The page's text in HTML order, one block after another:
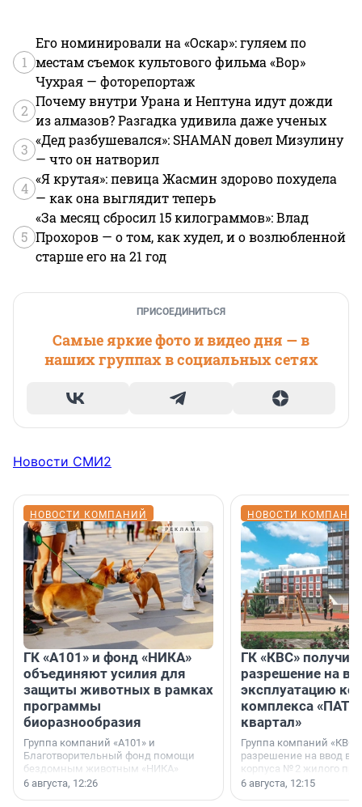
1
Его номинировали на «Оскар»: гуляем по
местам съемок культового фильма «Вор»
Чухрая — фоторепортаж
2
Почему внутри Урана и Нептуна идут дожди
из алмазов? Разгадка удивила даже ученых
3
«Дед разбушевался»: SHAMAN довел Мизулину
— что он натворил
4
«Я крутая»: певица Жасмин здорово похудела
— как она выглядит теперь
5
«За месяц сбросил 15 килограммов»: Влад
Прохоров — о том, как худел, и о возлюбленной
старше его на 21 год
ПРИСОЕДИНИТЬСЯ
Самые яркие фото и видео дня — в
наших группах в социальных сетях
Новости СМИ2
НОВОСТИ КОМПАНИЙ
ГК «А101» и фонд «НИКА»
объединяют усилия для
защиты животных в рамках
программы
биоразнообразия
Группа компаний «А101» и
Благотворительный фонд помощи
бездомным животным «НИКА»
заключили соглашение о
6 августа, 12:26
НОВОСТИ
ГК «КВС»
разрешение на
эксплуатацию
комплекса
квартал»
Группа компаний
разрешение на ввод в
корпуса № 2 жилого
Уютный квартал»,
6 августа, 12:15